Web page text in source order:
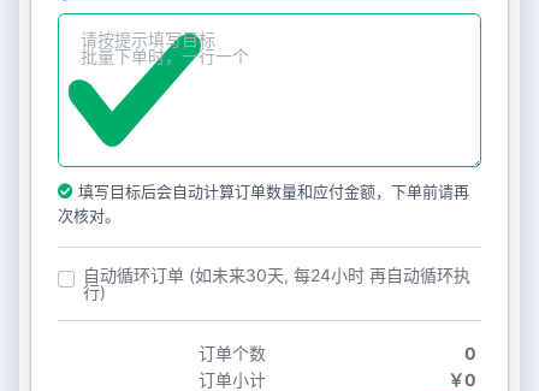
填写目标后会自动计算订单数量和应付金额，下单前请再
次核对。
自动循环订单 (如未来30天, 每24小时 再自动循环执
行)
订单个数
0
订单小计
￥0